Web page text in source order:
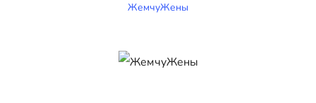
ЖемчуЖены